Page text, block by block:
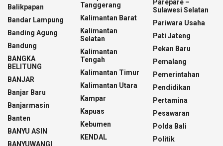
Balikpapan
Bandar Lampung
Banding Agung
Bandung
BANGKA
BELITUNG
BANJAR
Banjar Baru
Banjarmasin
Banten
BANYU ASIN
BANYUWANGI
Tanggerang
Kalimantan Barat
Kalimantan
Selatan
Kalimantan
Tengah
Kalimantan Timur
Kalimantan Utara
Kampar
Kapuas
Kebumen
KENDAL
Parepare –
Sulawesi Selatan
Pariwara Usaha
Pati Jateng
Pekan Baru
Pemalang
Pemerintahan
Pendidikan
Pertamina
Pesawaran
Polda Bali
Politik